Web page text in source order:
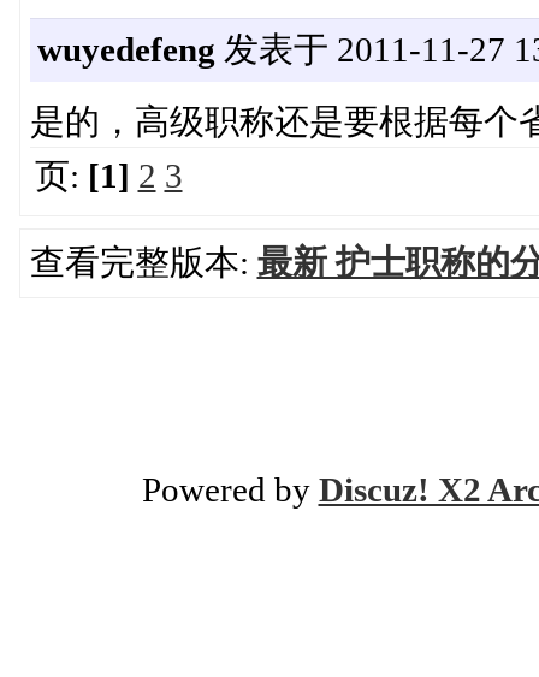
wuyedefeng 发表于 2011-11-27
是的，高级职称还是要根据每个
页: [1] 2 3
查看完整版本: 最新 护士职称的
Powered by Discuz! X2